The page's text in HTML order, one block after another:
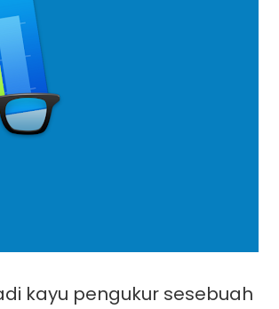
kayu pengukur sesebuah